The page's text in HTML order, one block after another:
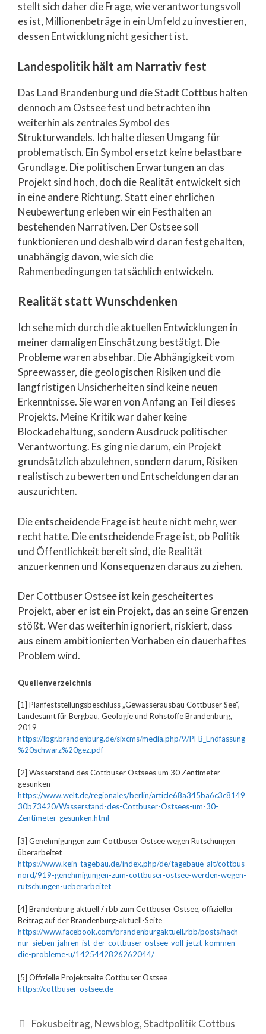
stellt sich daher die Frage, wie verantwortungsvoll
es ist, Millionenbeträge in ein Umfeld zu investieren,
dessen Entwicklung nicht gesichert ist.
Landespolitik hält am Narrativ fest
Das Land Brandenburg und die Stadt Cottbus halten
dennoch am Ostsee fest und betrachten ihn
weiterhin als zentrales Symbol des
Strukturwandels. Ich halte diesen Umgang für
problematisch. Ein Symbol ersetzt keine belastbare
Grundlage. Die politischen Erwartungen an das
Projekt sind hoch, doch die Realität entwickelt sich
in eine andere Richtung. Statt einer ehrlichen
Neubewertung erleben wir ein Festhalten an
bestehenden Narrativen. Der Ostsee soll
funktionieren und deshalb wird daran festgehalten,
unabhängig davon, wie sich die
Rahmenbedingungen tatsächlich entwickeln.
Realität statt Wunschdenken
Ich sehe mich durch die aktuellen Entwicklungen in
meiner damaligen Einschätzung bestätigt. Die
Probleme waren absehbar. Die Abhängigkeit vom
Spreewasser, die geologischen Risiken und die
langfristigen Unsicherheiten sind keine neuen
Erkenntnisse. Sie waren von Anfang an Teil dieses
Projekts. Meine Kritik war daher keine
Blockadehaltung, sondern Ausdruck politischer
Verantwortung. Es ging nie darum, ein Projekt
grundsätzlich abzulehnen, sondern darum, Risiken
realistisch zu bewerten und Entscheidungen daran
auszurichten.
Die entscheidende Frage ist heute nicht mehr, wer
recht hatte. Die entscheidende Frage ist, ob Politik
und Öffentlichkeit bereit sind, die Realität
anzuerkennen und Konsequenzen daraus zu ziehen.
Der Cottbuser Ostsee ist kein gescheitertes
Projekt, aber er ist ein Projekt, das an seine Grenzen
stößt. Wer das weiterhin ignoriert, riskiert, dass
aus einem ambitionierten Vorhaben ein dauerhaftes
Problem wird.
Quellenverzeichnis
[1] Planfeststellungsbeschluss „Gewässerausbau Cottbuser See“,
Landesamt für Bergbau, Geologie und Rohstoffe Brandenburg,
2019
https://lbgr.brandenburg.de/sixcms/media.php/9/PFB_Endfassung
%20schwarz%20gez.pdf
[2] Wasserstand des Cottbuser Ostsees um 30 Zentimeter
gesunken
https://www.welt.de/regionales/berlin/article68a345ba6c3c8149
30b73420/Wasserstand-des-Cottbuser-Ostsees-um-30-
Zentimeter-gesunken.html
[3] Genehmigungen zum Cottbuser Ostsee wegen Rutschungen
überarbeitet
https://www.kein-tagebau.de/index.php/de/tagebaue-alt/cottbus-
nord/919-genehmigungen-zum-cottbuser-ostsee-werden-wegen-
rutschungen-ueberarbeitet
[4] Brandenburg aktuell / rbb zum Cottbuser Ostsee, offizieller
Beitrag auf der Brandenburg-aktuell-Seite
https://www.facebook.com/brandenburgaktuell.rbb/posts/nach-
nur-sieben-jahren-ist-der-cottbuser-ostsee-voll-jetzt-kommen-
die-probleme-u/1425442826262044/
[5] Offizielle Projektseite Cottbuser Ostsee
https://cottbuser-ostsee.de
Fokusbeitrag, Newsblog,Stadtpolitik Cottbus